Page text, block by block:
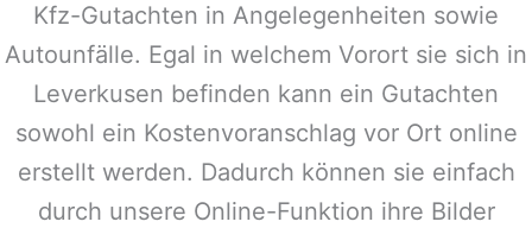
Kfz-Gutachten in Angelegenheiten sowie
Autounfälle. Egal in welchem Vorort sie sich in
Leverkusen befinden kann ein Gutachten
sowohl ein Kostenvoranschlag vor Ort online
erstellt werden. Dadurch können sie einfach
durch unsere Online-Funktion ihre Bilder